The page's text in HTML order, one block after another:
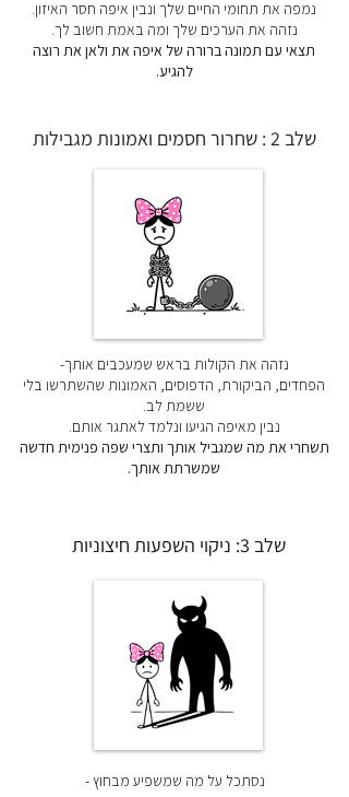
נמפה את תחומי החיים שלך ונבין איפה חסר האיזון.
נזהה את הערכים שלך ומה באמת חשוב לך.
תצאי עם תמונה ברורה של איפה את ולאן את רוצה
להגיע.
שלב 2 : שחרור חסמים ואמונות מגבילות
נזהה את הקולות בראש שמעכבים אותך-
הפחדים, הביקורת, הדפוסים, האמונות שהשתרשו בלי
ששמת לב.
נבין מאיפה הגיעו ונלמד לאתגר אותם.
תשחרי את מה שמגביל אותך ותצרי שפה פנימית חדשה
שמשרתת אותך.
שלב 3: ניקוי השפעות חיצוניות
נסתכל על מה שמשפיע מבחוץ -